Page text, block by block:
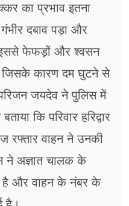
का प्रभाव इतना
दबाव पड़ा और
फेफड़ों और श्वसन
जिसके कारण दम घुटने से
जयदेव ने पुलिस में
कि परिवार हरिद्वार
रफ्तार वाहन ने उनकी
ने अज्ञात चालक के
है और वाहन के नंबर के